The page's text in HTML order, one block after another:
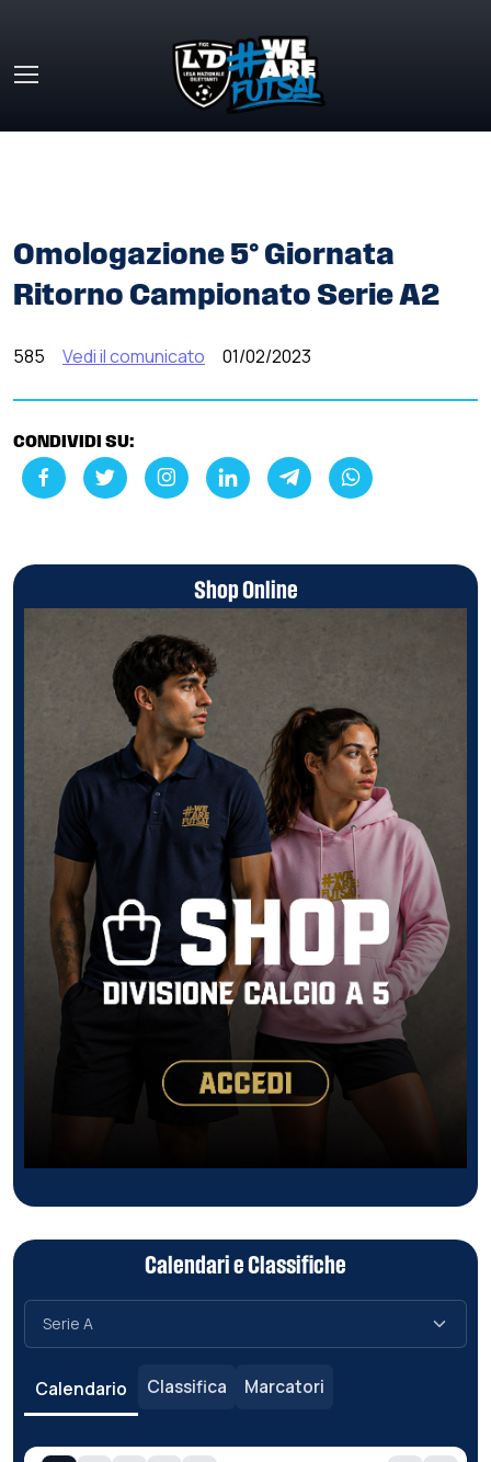
Omologazione 5° Giornata
Ritorno Campionato Serie A2
585 Vedi il comunicato 01/02/2023
CONDIVIDI SU:
Shop Online
Calendari e Classifiche
Calendario Classifica Marcatori